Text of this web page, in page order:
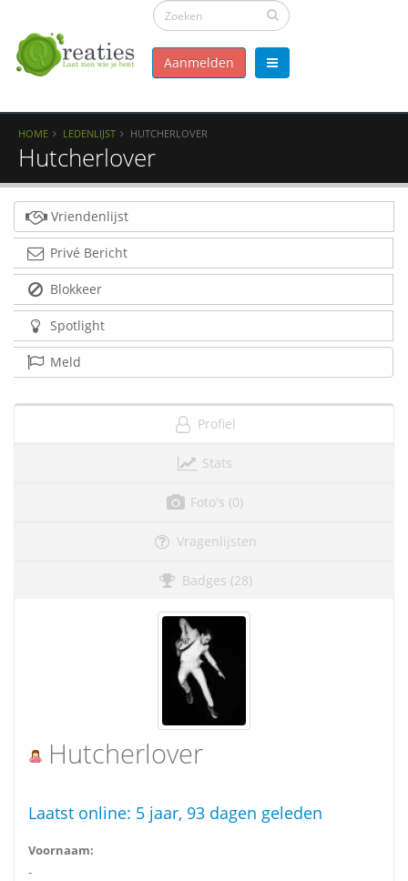
Aanmelden
HOME LEDENLIJST HUTCHERLOVER
Hutcherlover
Vriendenlijst
Privé Bericht
Blokkeer
Spotlight
Meld
Profiel
Stats
Foto's (0)
Vragenlijsten
Badges (28)
Hutcherlover
Laatst online: 5 jaar, 93 dagen geleden
Voornaam:
-